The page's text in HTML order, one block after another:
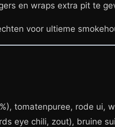
en wraps extra pit te
voor ultieme
tomatenpuree, rode ui,
eye chili, zout), bruine